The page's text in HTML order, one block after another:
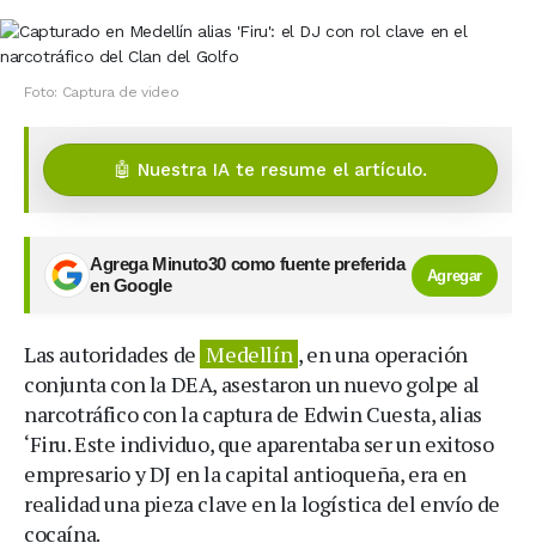
Foto: Captura de video
🤖 Nuestra IA te resume el artículo.
Agrega Minuto30 como fuente preferida
en Google
Agregar
Las autoridades de Medellín , en una operación
conjunta con la DEA, asestaron un nuevo golpe al
narcotráfico con la captura de Edwin Cuesta, alias
‘Firu. Este individuo, que aparentaba ser un exitoso
empresario y DJ en la capital antioqueña, era en
realidad una pieza clave en la logística del envío de
cocaína.